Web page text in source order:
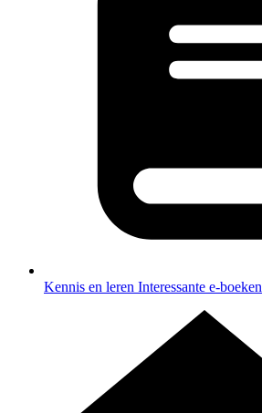
Kennis en leren Interessante e-boeken